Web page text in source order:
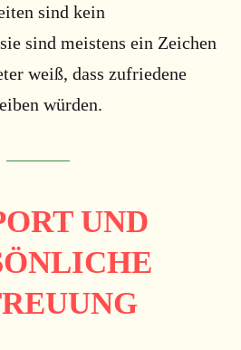
sind kein
sind meistens ein Zeichen
weiß, dass zufriedene
würden.
UND